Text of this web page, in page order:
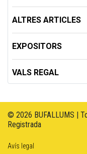
ALTRES ARTICLES
EXPOSITORS
VALS REGAL
© 2026 BUFALLUMS |
Registrada
Avís legal